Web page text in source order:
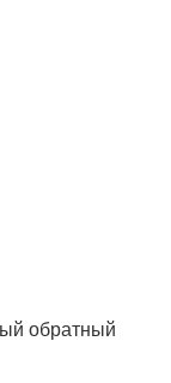
обратный